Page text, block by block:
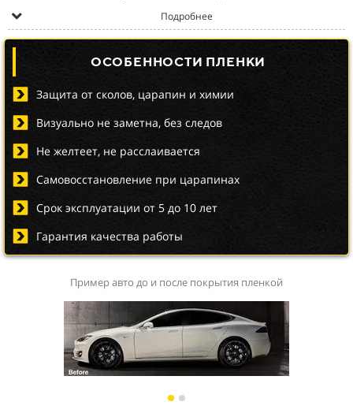
Подробнее
ОСОБЕННОСТИ ПЛЕНКИ
Защита от сколов, царапин и химии
Визуально не заметна, без следов
Не желтеет, не расслаивается
Самовосстановление при царапинах
Срок эксплуатации от 5 до 10 лет
Гарантия качества работы
Пример авто до и после покрытия пленкой